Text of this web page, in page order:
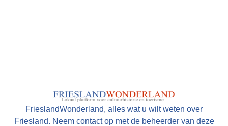
FrieslandWonderland, alles wat u wilt weten over
Friesland. Neem contact op met de beheerder van deze